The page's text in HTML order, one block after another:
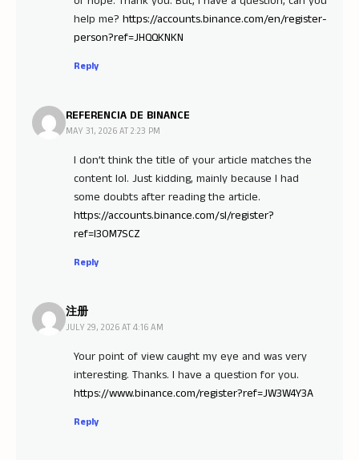
help me? https://accounts.binance.com/en/register-
person?ref=JHQQKNKN
Reply
REFERENCIA DE BINANCE
MAY 31, 2026 AT 2:23 PM
I don’t think the title of your article matches the
content lol. Just kidding, mainly because I had
some doubts after reading the article.
https://accounts.binance.com/sl/register?
ref=I3OM7SCZ
Reply
注册
JULY 29, 2026 AT 4:16 AM
Your point of view caught my eye and was very
interesting. Thanks. I have a question for you.
https://www.binance.com/register?ref=JW3W4Y3A
Reply